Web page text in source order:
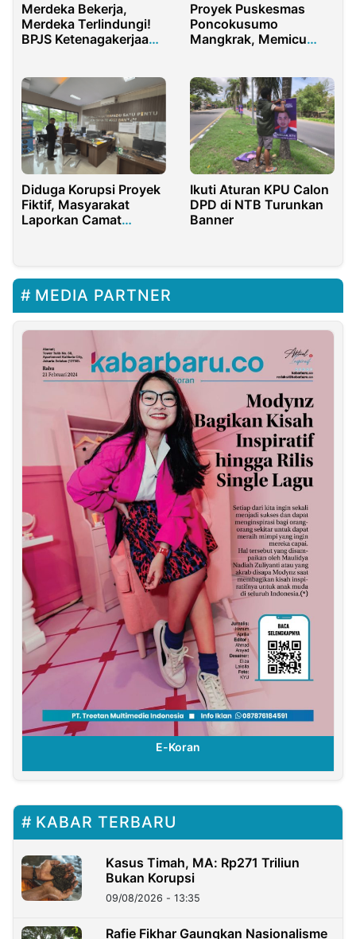
Merdeka Bekerja,
Merdeka Terlindungi!
BPJS Ketenagakerjaan
Proyek Puskesmas
Poncokusumo
Mangkrak, Memicu
Izin
Diduga Korupsi Proyek
Fiktif, Masyarakat
Laporkan Camat
Ikuti Aturan KPU Calon
DPD di NTB Turunkan
Banner
MEDIA PARTNER
E-Koran
KABAR TERBARU
Kasus Timah, MA: Rp271 Triliun
Bukan Korupsi
09/08/2026 - 13:35
Rafie Fikhar Gaungkan Nasionalisme